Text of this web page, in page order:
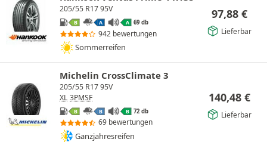
205/55 R17 95V
B A A 69 db
942 bewertungen
Sommerreifen
97,88 €
Lieferbar
Michelin CrossClimate 3
205/55 R17 95V
XL 3PMSF
B B B 72 db
69 bewertungen
Ganzjahresreifen
140,48 €
Lieferbar